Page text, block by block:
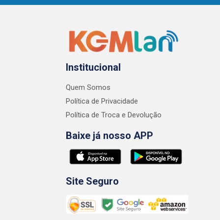
Institucional
Quem Somos
Política de Privacidade
Política de Troca e Devolução
Baixe já nosso APP
Site Seguro